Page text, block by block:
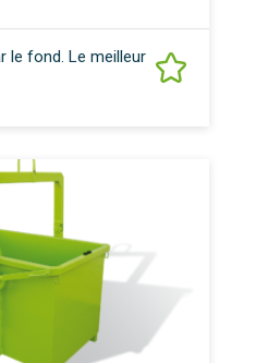
le fond. Le meilleur